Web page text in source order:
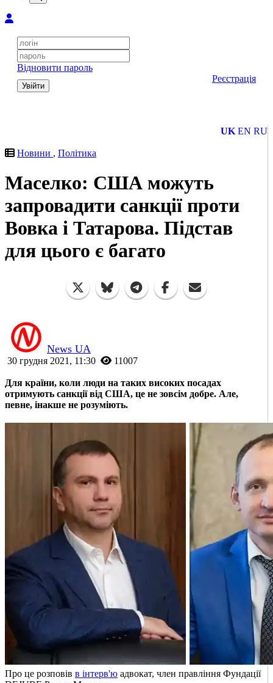
Відновити пароль
Увійти
Реєстрація
UK EN RU
Новини , Політика
Маселко: США можуть
запровадити санкції проти
Вовка і Татарова. Підстав
для цього є багато
News UA
30 грудня 2021, 11:30 11007
Для країни, коли люди на таких високих посадах
отримують санкції від США, це не зовсім добре. Але,
певне, інакше не розуміють.
Про це розповів в інтерв'ю адвокат, член правління Фундації